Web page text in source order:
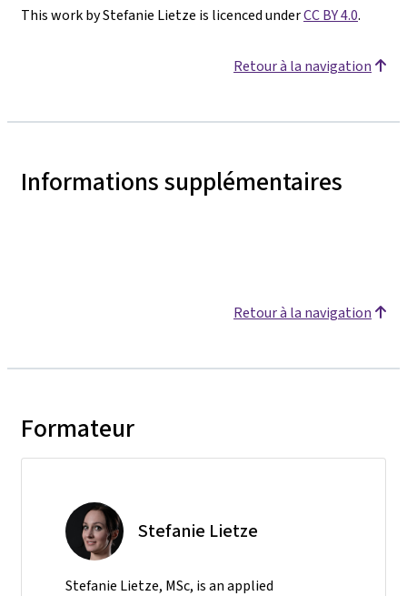
This work by Stefanie Lietze is licenced underCC BY 4.0.
Retour à la navigation
Informations supplémentaires
Retour à la navigation
Formateur
Stefanie Lietze
Stefanie Lietze, MSc, is an applied